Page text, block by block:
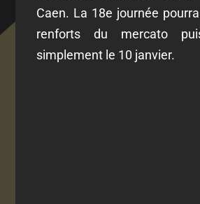
Caen. La 18e journée
renforts du mercato
simplement le 10 janvier.